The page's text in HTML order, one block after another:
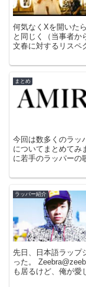
何気なくXを開いた
と同じく（当事者か
文春に対するリスペ
まとめ
今回は数多くのラッ
についてまとめてみ
に若手のラッパーの
ラッパー紹介
先日、日本語ラップ
った。
も居るけど、俺が愛